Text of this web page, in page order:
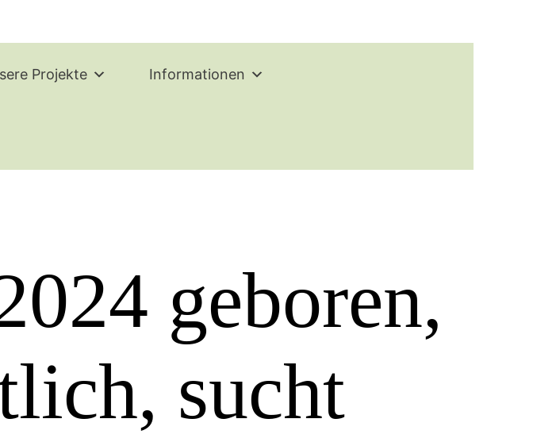
Projekte Informationen
geboren,
sucht